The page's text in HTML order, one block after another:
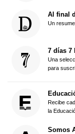
Al final
Un
7 días 7
Una
para
Recibe
la
Somos